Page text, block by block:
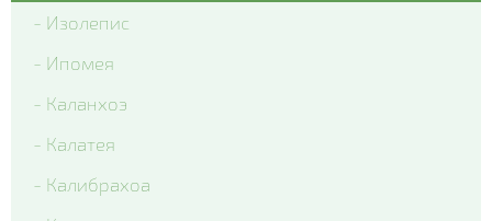
- Изолепис
- Ипомея
- Каланхоэ
- Калатея
- Калибрахоа